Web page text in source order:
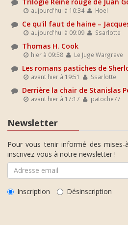
aujourd'hui à 10:34 Hoel
Ce qu'il faut de haine –
aujourd'hui à 09:09 Ssarlotte
Thomas H. Cook
hier à 09:58 Le Juge Wargrave
Les romans pastiches de
avant hier à 19:51 Ssarlotte
Derrière la chair de Stanislas
avant hier à 17:17 patoche77
Newsletter
Pour vous tenir informé des mises-
inscrivez-vous à notre newsletter !
Inscription Désinscription